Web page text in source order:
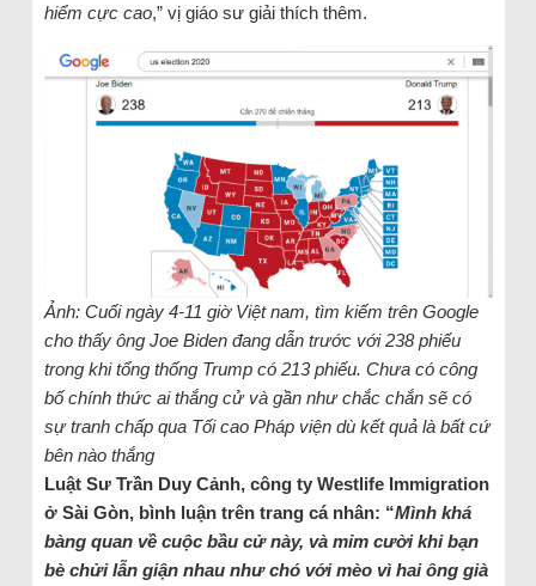
hiểm cực cao,” vị giáo sư giải thích thêm.
Ảnh: Cuối ngày 4-11 giờ Việt nam, tìm kiếm trên Google
cho thấy ông Joe Biden đang dẫn trước với 238 phiếu
trong khi tổng thống Trump có 213 phiếu. Chưa có công
bố chính thức ai thắng cử và gần như chắc chắn sẽ có
sự tranh chấp qua Tối cao Pháp viện dù kết quả là bất cứ
bên nào thắng
Luật Sư Trần Duy Cảnh, công ty Westlife Immigration
ở Sài Gòn, bình luận trên trang cá nhân: “Mình khá
bàng quan về cuộc bầu cử này, và mỉm cười khi bạn
bè chửi lẫn giận nhau như chó với mèo vì hai ông già